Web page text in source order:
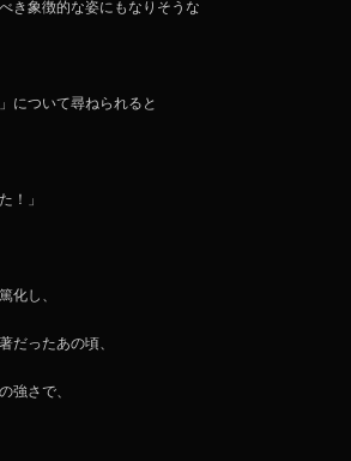
き象徴的な姿にもなりそうな
について尋ねられると
！」
化し、
だったあの頃、
強さで、